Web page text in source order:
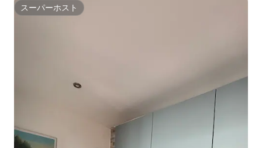
スーパーホスト
スーパーホスト